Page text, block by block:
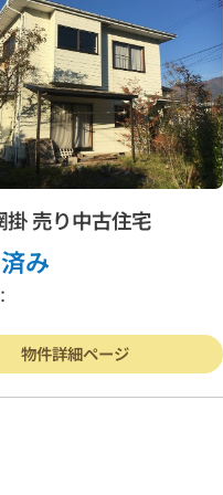
掛 売り中古住宅
み
物件詳細ページ